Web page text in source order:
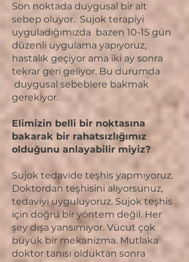
Son noktada duygusal bir alt
sebep oluyor. Sujok terapiyi
uyguladığımızda bazen 10-15 gün
düzenli uygulama yapıyoruz,
hastalık geçiyor ama iki ay sonra
tekrar geri geliyor. Bu durumda
duygusal sebeblere bakmak
gerekiyor.
Elimizin belli bir noktasına
bakarak bir rahatsızlığımız
olduğunu anlayabilir miyiz?
Sujok tedavide teşhis yapmıyoruz.
Doktordan teşhisini alıyorsunuz,
tedaviyi uyguluyoruz. Sujok teşhis
için doğru bir yöntem değil. Her
şey dışa yansımıyor. Vücut çok
büyük bir mekanizma. Mutlaka
doktor tanısı olduktan sonra